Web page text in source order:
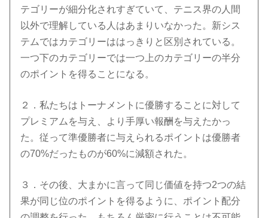
テゴリーが細分化されすぎていて、テニス界の人間
以外で理解している人はあまりいなかった。新シス
テムではカテゴリーははっきりと区別されている。
一つ下のカテゴリーでは一つ上のカテゴリーの半分
のポイントを得ることになる。
２．私たちはトーナメントに優勝することに対して
プレミアムを与え、より手厚い報酬を与えたかっ
た。従って準優勝者に与えられるポイントは優勝者
の70%だったものが60%に減額された。
３．その後、大まかに言って同じ価値を持つ2つの結
果が同じ位のポイントを得るように、ポイント配分